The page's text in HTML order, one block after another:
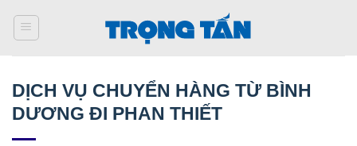
qua
DỊCH VỤ CHUYỂN HÀNG TỪ BÌNH
DƯƠNG ĐI PHAN THIẾT